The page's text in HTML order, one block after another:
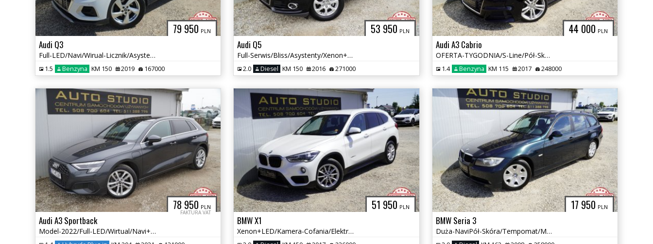
79 950 PLN
Audi Q3
Full-LED/Navi/Wirual-Licznik/Asystenty/Grzane-Fotele/+Koła-Zimowe
1.5 Benzyna KM 150 2019 167000
53 950 PLN
Audi Q5
Full-Serwis/Bliss/Asystenty/Xenon+LED/Duża-Navi/Grzane-Fotele
2.0 Diesel KM 150 2016 271000
44 000 PLN
Audi A3 Cabrio
OFERTA-TYGODNIA/S-Line/Pół-Skóra/Led+Pływ.Kier./Navi+Kamera/Tempomat
1.4 Benzyna KM 115 2017 248000
78 950 PLN
FAKTURA VAT
Audi A3 Sportback
Model-2022/Full-LED/Wirtual/Navi+Kamera/Asystenty/Panorama/Klimatronic
51 950 PLN
BMW X1
Xenon+LED/Kamera-Cofania/Elektryczna-Klapa/Grzane-Fotele/Full-SERWIS!
17 950 PLN
BMW Seria 3
Duża-NaviPół-Skóra/Tempomat/Multifunkcja/Klimatronic/Nowy-Rozrząd!